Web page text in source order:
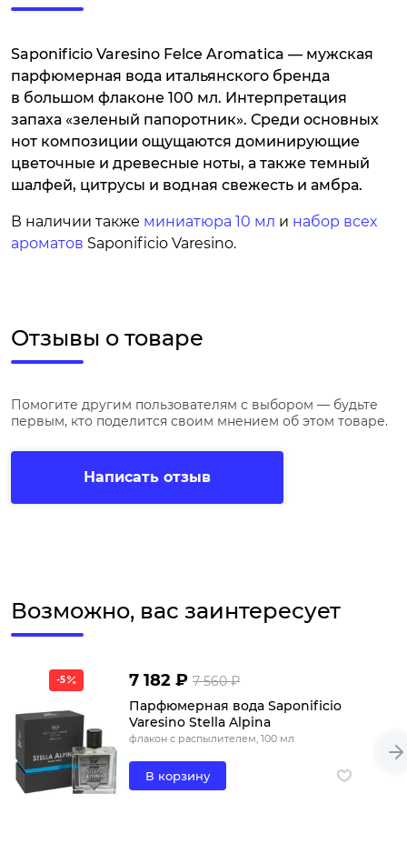
Saponificio Varesino Felce Aromatica — мужская
парфюмерная вода итальянского бренда
в большом флаконе 100 мл. Интерпретация
запаха «зеленый папоротник». Среди основных
нот композиции ощущаются доминирующие
цветочные и древесные ноты, а также темный
шалфей, цитрусы и водная свежесть и амбра.
В наличии также миниатюра 10 мл и набор всех
ароматов Saponificio Varesino.
Отзывы о товаре
Помогите другим пользователям с выбором — будьте
первым, кто поделится своим мнением об этом товаре.
Написать отзыв
Возможно, вас заинтересует
-5 7 182 ₽ 7 560 ₽
Парфюмерная вода Saponificio
Varesino Stella Alpina
флакон с распылителем, 100 мл
В корзину